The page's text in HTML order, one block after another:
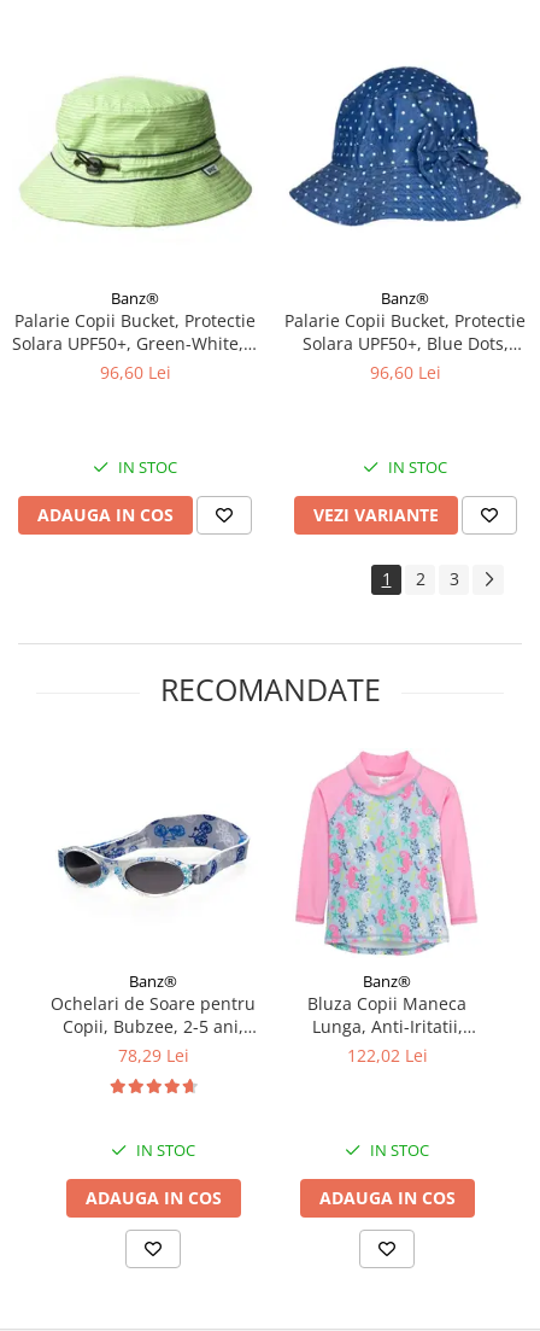
Banz®
Palarie Copii Bucket, Protectie
Solara UPF50+, Green-White, 2
- 4 ani
96,60 Lei
IN STOC
ADAUGA IN COS
Banz®
Palarie Copii Bucket, Protectie
Solara UPF50+, Blue Dots,
Diverse marimi
96,60 Lei
IN STOC
VEZI VARIANTE
1 2 3
RECOMANDATE
Banz®
Ochelari de Soare pentru
Copii, Bubzee, 2-5 ani,
Diverse culori
78,29 Lei
IN STOC
ADAUGA IN COS
Banz®
Bluza Copii Maneca
Lunga, Anti-Iritatii,
Protectie Soare UPF50+,
122,02 Lei
IN STOC
ADAUGA IN COS